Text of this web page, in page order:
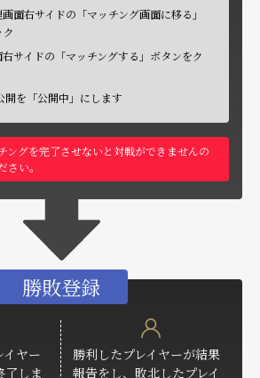
面右サイドの「マッチング画面に移る」
サイドの「マッチングする」ボタンをク
開を「公開中」にします
ングを完了させないと対戦ができませんの
さい。
勝敗登録
ヤー
了しま
勝利したプレイヤーが結果
報告をし、敗北したプレイ